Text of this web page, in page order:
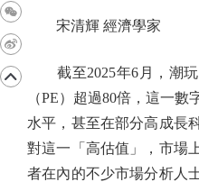
宋清輝 經濟學家
截至2025年6月，潮玩
（PE）超過80倍，這一
水平，甚至在部分高成長
對這一「高估值」，市場
者在內的不少市場分析人